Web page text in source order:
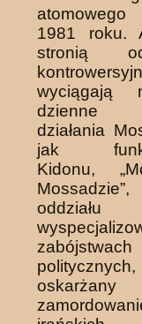
1981 roku.
stronią
wyciągają
dzienne
działania
jak
Kidonu,
oddziału
zabójstwach